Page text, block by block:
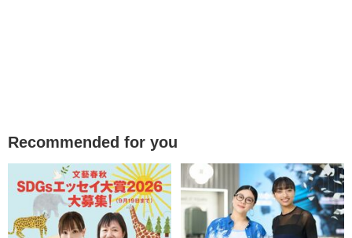
Recommended for you